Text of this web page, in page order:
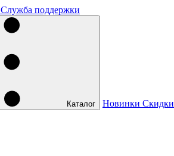
Служба поддержки
Каталог Новинки Скидки